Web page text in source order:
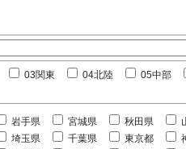
03関東 04北陸 05中部
岩手県 宮城県 秋田県
埼玉県 千葉県 東京都